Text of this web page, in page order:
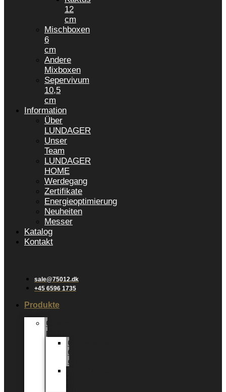
12
cm
Mischboxen
6
cm
Andere
Mixboxen
Sepervivum
10,5
cm
Information
Über
LUNDAGER
Unser
Team
LUNDAGER
HOME
Werdegang
Zertifikate
Energieoptimierung
Neuheiten
Messer
Katalog
Kontakt
sale@75012.dk
+45 6596 1735
Produkte
Groene
planten
Grünpflanzen
6
cm